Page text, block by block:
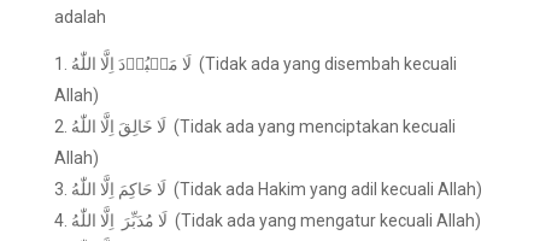
adalah
لَا مَعۡبُوۡدَ اِلَّا اللّٰهُ (Tidak ada yang disembah kecuali
Allah)
لَا خَالِقَ اِلَّا اللّٰهُ (Tidak ada yang menciptakan kecuali
Allah)
لَا حَاكِمَ اِلَّا اللّٰهُ (Tidak ada Hakim yang adil kecuali Allah)
لَا مُدَبِّرَ اِلَّا اللّٰهُ (Tidak ada yang mengatur kecuali Allah)